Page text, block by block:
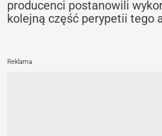
producenci postanowili
kolejną część perypetii tego
Reklama